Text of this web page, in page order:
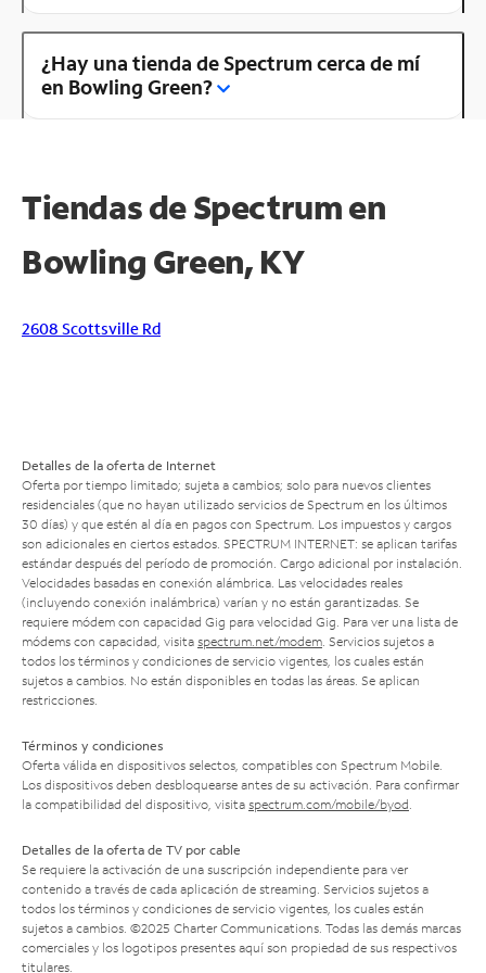
¿Hay una tienda de Spectrum cerca de mí
en Bowling Green?
Tiendas de Spectrum en
Bowling Green, KY
2608 Scottsville Rd
Detalles de la oferta de Internet
Oferta por tiempo limitado; sujeta a cambios; solo para nuevos clientes
residenciales (que no hayan utilizado servicios de Spectrum en los últimos
30 días) y que estén al día en pagos con Spectrum. Los impuestos y cargos
son adicionales en ciertos estados. SPECTRUM INTERNET: se aplican tarifas
estándar después del período de promoción. Cargo adicional por instalación.
Velocidades basadas en conexión alámbrica. Las velocidades reales
(incluyendo conexión inalámbrica) varían y no están garantizadas. Se
requiere módem con capacidad Gig para velocidad Gig. Para ver una lista de
módems con capacidad, visita spectrum.net/modem . Servicios sujetos a
todos los términos y condiciones de servicio vigentes, los cuales están
sujetos a cambios. No están disponibles en todas las áreas. Se aplican
restricciones.
Términos y condiciones
Oferta válida en dispositivos selectos, compatibles con Spectrum Mobile.
Los dispositivos deben desbloquearse antes de su activación. Para confirmar
la compatibilidad del dispositivo, visita spectrum.com/mobile/byod
Detalles de la oferta de TV por cable
Se requiere la activación de una suscripción independiente para ver
contenido a través de cada aplicación de streaming. Servicios sujetos a
todos los términos y condiciones de servicio vigentes, los cuales están
sujetos a cambios. ©2025 Charter Communications. Todas las demás marcas
comerciales y los logotipos presentes aquí son propiedad de sus respectivos
titulares.